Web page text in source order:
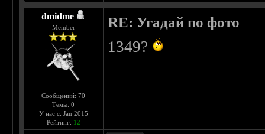
dmidme
Member
Сообщений: 70
Темы: 0
У нас с: Jan 2015
Рейтинг: 12
RE: Угадай по фото
1349?